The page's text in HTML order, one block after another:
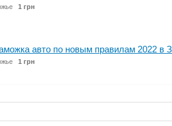
1 грн
авто по новым правилам 2022 в
1 грн